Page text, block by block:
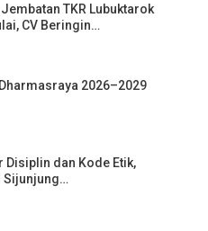
TKR Lubuktarok
CV Beringin…
2026–2029
Disiplin dan Kode Etik,
Sijunjung…